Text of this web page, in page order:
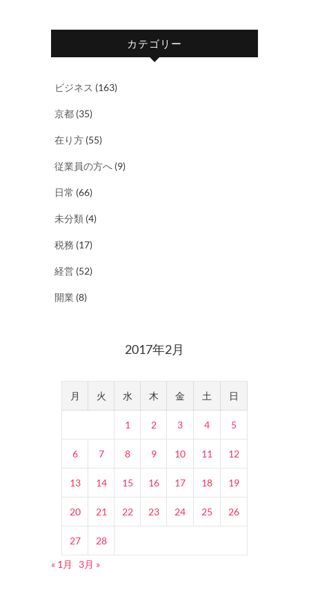
カテゴリー
ビジネス (163)
京都 (35)
在り方 (55)
従業員の方へ (9)
日常 (66)
未分類 (4)
税務 (17)
経営 (52)
開業 (8)
2017年2月
月 火 水 木 金 土 日
1 2 3 4 5
6 7 8 9 10 11 12
13 14 15 16 17 18 19
20 21 22 23 24 25 26
27
28
« 1月
3月 »